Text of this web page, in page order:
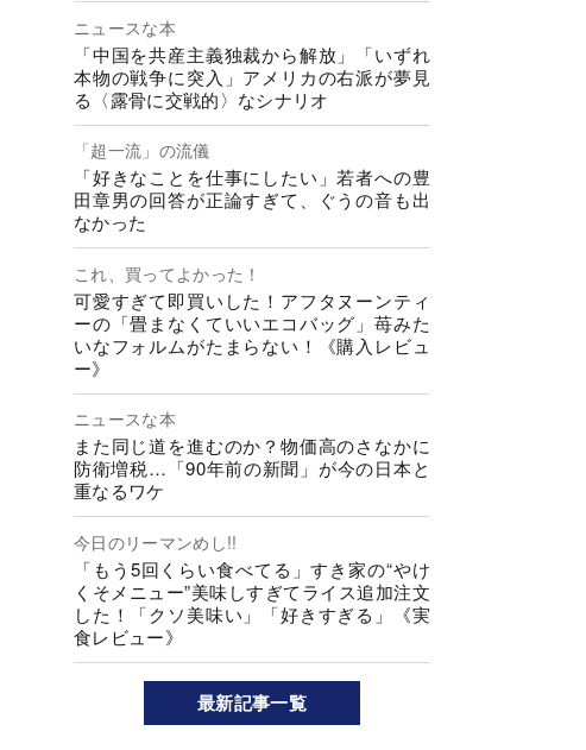
ニュースな本
「中国を共産主義独裁から解放」「いずれ
本物の戦争に突入」アメリカの右派が夢見
る〈露骨に交戦的〉なシナリオ
「超一流」の流儀
「好きなことを仕事にしたい」若者への豊
田章男の回答が正論すぎて、ぐうの音も出
なかった
これ、買ってよかった！
可愛すぎて即買いした！アフタヌーンティ
ーの「畳まなくていいエコバッグ」苺みた
いなフォルムがたまらない！《購入レビュ
ー》
ニュースな本
また同じ道を進むのか？物価高のさなかに
防衛増税…「90年前の新聞」が今の日本と
重なるワケ
今日のリーマンめし!!
「もう5回くらい食べてる」すき家の“やけ
くそメニュー”美味しすぎてライス追加注文
した！「クソ美味い」「好きすぎる」《実
食レビュー》
最新記事一覧